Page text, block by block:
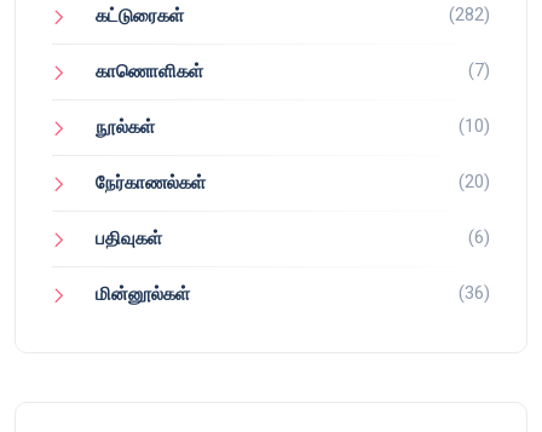
கட்டுரைகள் (282)
காணொளிகள் (7)
நூல்கள் (10)
நேர்காணல்கள் (20)
பதிவுகள் (6)
மின்னூல்கள் (36)